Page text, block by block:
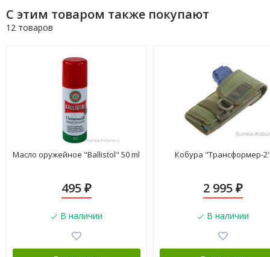
С этим товаром также покупают
12 товаров
Масло оружейное "Ballistol" 50 ml
495 ₽
В наличии
Кобура "Трансформер-
2 995₽
В наличии